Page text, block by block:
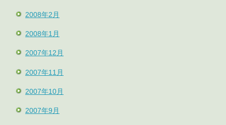
2008年2月
2008年1月
2007年12月
2007年11月
2007年10月
2007年9月